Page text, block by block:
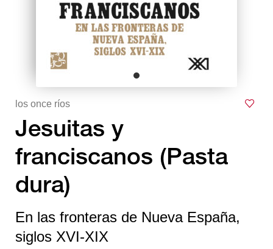
los once ríos
Jesuitas y
franciscanos (Pasta
dura)
En las fronteras de Nueva España,
siglos XVI-XIX